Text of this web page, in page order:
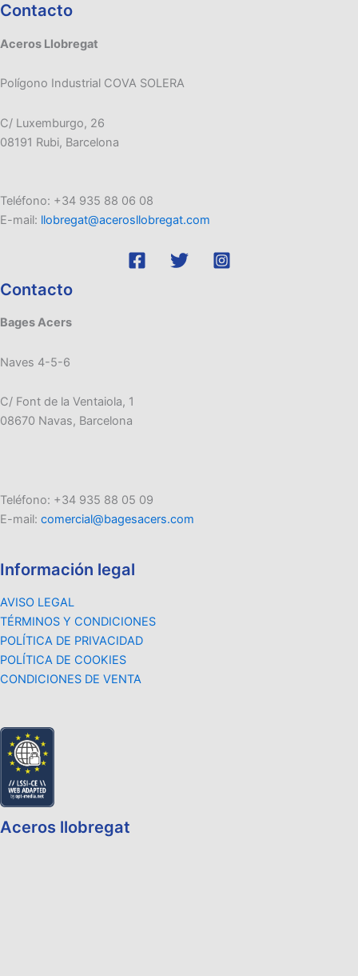
Contacto
Aceros Llobregat
Polígono Industrial COVA SOLERA
C/ Luxemburgo, 26
08191 Rubi, Barcelona
Teléfono: +34 935 88 06 08
E-mail: llobregat@acerosllobregat.com
Contacto
Bages Acers
Naves 4-5-6
C/ Font de la Ventaiola, 1
08670 Navas, Barcelona
Teléfono: +34 935 88 05 09
E-mail: comercial@bagesacers.com
Información legal
AVISO LEGAL
TÉRMINOS Y CONDICIONES
POLÍTICA DE PRIVACIDAD
POLÍTICA DE COOKIES
CONDICIONES DE VENTA
Aceros llobregat